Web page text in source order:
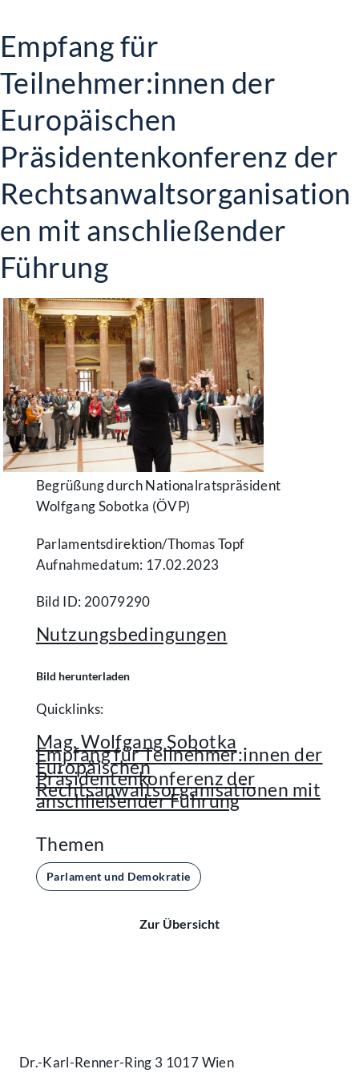
Empfang für
Teilnehmer:innen der
Europäischen
Präsidentenkonferenz der
Rechtsanwaltsorganisation
en mit anschließender
Führung
Begrüßung durch Nationalratspräsident
Wolfgang Sobotka (ÖVP)
Parlamentsdirektion/​Thomas Topf
Aufnahmedatum: 17.02.2023
Bild ID: 20079290
Nutzungsbedingungen
Bild herunterladen
Quicklinks:
Mag. Wolfgang Sobotka
Empfang für Teilnehmer:innen der
Europäischen
Präsidentenkonferenz der
Rechtsanwaltsorganisationen mit
anschließender Führung
Themen
Parlament und Demokratie
Zur Übersicht
Dr.-Karl-Renner-Ring 3 1017 Wien